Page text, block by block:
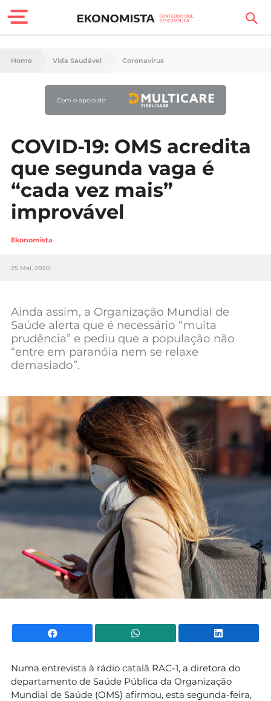
Finanças Pessoais
Motores
Carreira
Casa
Lifestyle
Sociedade
Tecnologia
Negócios
Home Vida Saudável Coronavírus
Com o apoio de:
COVID-19: OMS acredita
que segunda vaga é
“cada vez mais”
improvável
Ekonomista
25 Mai, 2020
Ainda assim, a Organização Mundial de
Saúde alerta que é necessário “muita
prudência” e pediu que a população não
“entre em paranóia nem se relaxe
demasiado”.
Facebook WhatsApp
Numa entrevista à rádio catalã RAC-1, a diretora do
departamento de Saúde Pública da Organização
Mundial de Saúde (OMS) afirmou, esta segunda-feira,